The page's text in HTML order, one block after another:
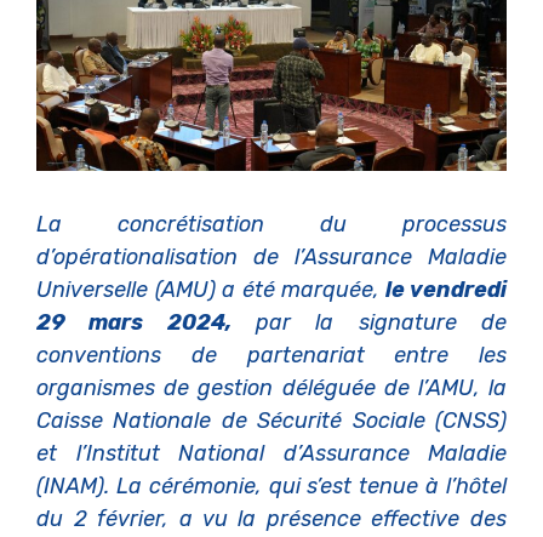
La concrétisation du processus
d’opérationalisation de l’Assurance Maladie
Universelle (AMU) a été marquée, le vendredi
29 mars 2024, par la signature de
conventions de partenariat entre les
organismes de gestion déléguée de l’AMU, la
Caisse Nationale de Sécurité Sociale (CNSS)
et l’Institut National d’Assurance Maladie
(INAM). La cérémonie, qui s’est tenue à l’hôtel
du 2 février, a vu la présence effective des